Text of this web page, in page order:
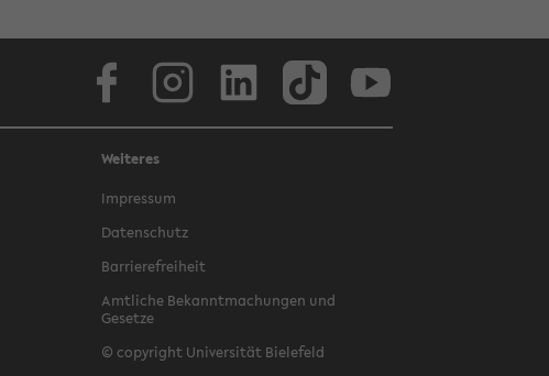
Weiteres
Impressum
Datenschutz
Barrierefreiheit
Amtliche Bekanntmachungen und
Gesetze
© copyright Universität Bielefeld